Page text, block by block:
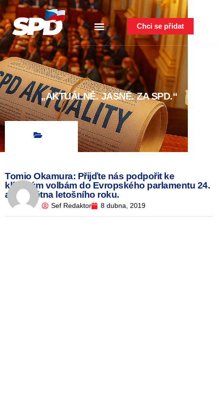
Chci se přidat
„AKTUÁLNĚ. JASNĚ. ZA SPD.“
Tomio Okamura: Přijďte nás podpořit ke
klíčovým volbám do Evropského parlamentu 24.
a 25.května letošního roku.
Sef Redaktor 8 dubna, 2019